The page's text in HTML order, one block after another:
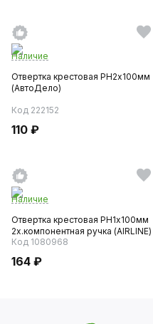
Наличие
Отвертка крестовая PH2х100мм
(АвтоДело)
Код 222152
110 ₽
Наличие
Отвертка крестовая PH1х100мм
2х.компонентная ручка (AIRLINE)
Код 1080968
164 ₽